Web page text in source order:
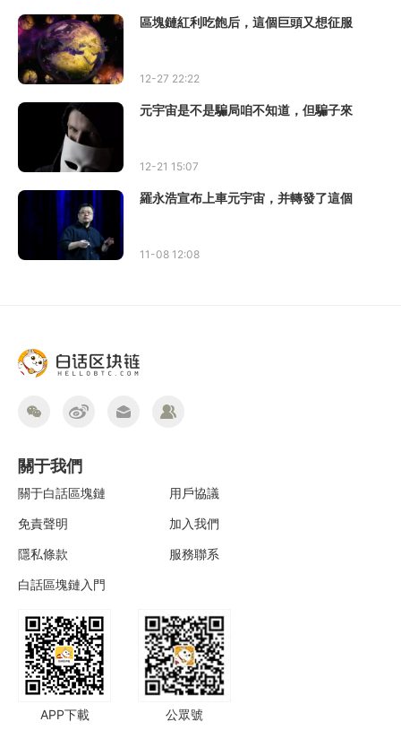
區塊鏈紅利吃飽后，這個巨頭又想征服
12-27 22:22
元宇宙是不是騙局咱不知道，但騙子來
12-21 15:07
羅永浩宣布上車元宇宙，并轉發了這個
11-08 12:08
關于我們
關于白話區塊鏈
用戶協議
免責聲明
加入我們
隱私條款
服務聯系
白話區塊鏈入門
APP下載 公眾號